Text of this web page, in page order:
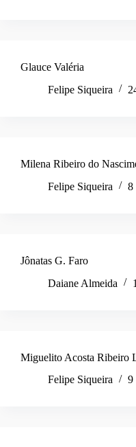
Glauce Valéria
Felipe Siqueira
Milena Ribeiro do
Felipe Siqueira
8
Jônatas G. Faro
Daiane Almeida
Miguelito Acosta Ribeiro
Felipe Siqueira
9